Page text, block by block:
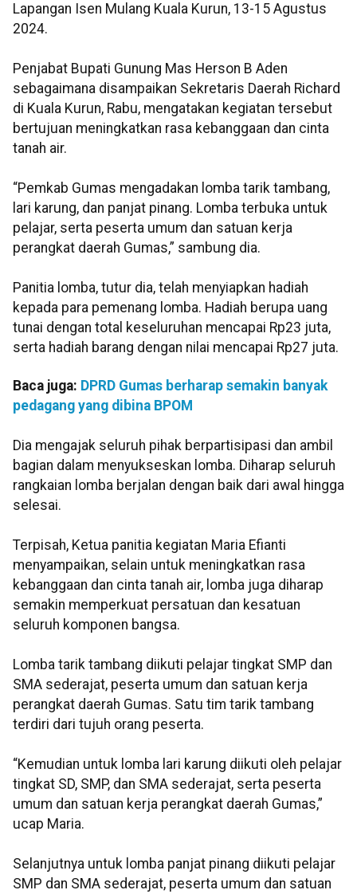
Lapangan Isen Mulang Kuala Kurun, 13-15 Agustus
2024.
Penjabat Bupati Gunung Mas Herson B Aden
sebagaimana disampaikan Sekretaris Daerah Richard
di Kuala Kurun, Rabu, mengatakan kegiatan tersebut
bertujuan meningkatkan rasa kebanggaan dan cinta
tanah air.
“Pemkab Gumas mengadakan lomba tarik tambang,
lari karung, dan panjat pinang. Lomba terbuka untuk
pelajar, serta peserta umum dan satuan kerja
perangkat daerah Gumas,” sambung dia.
Panitia lomba, tutur dia, telah menyiapkan hadiah
kepada para pemenang lomba. Hadiah berupa uang
tunai dengan total keseluruhan mencapai Rp23 juta,
serta hadiah barang dengan nilai mencapai Rp27 juta.
Baca juga: DPRD Gumas berharap semakin banyak
pedagang yang dibina BPOM
Dia mengajak seluruh pihak berpartisipasi dan ambil
bagian dalam menyukseskan lomba. Diharap seluruh
rangkaian lomba berjalan dengan baik dari awal hingga
selesai.
Terpisah, Ketua panitia kegiatan Maria Efianti
menyampaikan, selain untuk meningkatkan rasa
kebanggaan dan cinta tanah air, lomba juga diharap
semakin memperkuat persatuan dan kesatuan
seluruh komponen bangsa.
Lomba tarik tambang diikuti pelajar tingkat SMP dan
SMA sederajat, peserta umum dan satuan kerja
perangkat daerah Gumas. Satu tim tarik tambang
terdiri dari tujuh orang peserta.
“Kemudian untuk lomba lari karung diikuti oleh pelajar
tingkat SD, SMP, dan SMA sederajat, serta peserta
umum dan satuan kerja perangkat daerah Gumas,”
ucap Maria.
Selanjutnya untuk lomba panjat pinang diikuti pelajar
SMP dan SMA sederajat, peserta umum dan satuan